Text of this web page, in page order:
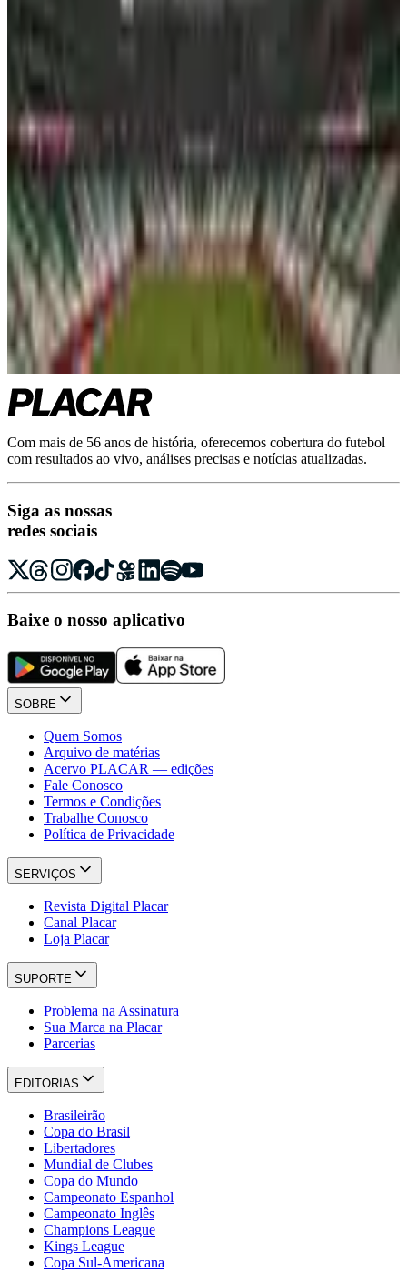
próxima temporada
Fifa abre venda de ingressos para a Copa de 2022 no Catar
2022
Robinho pode ser preso? O que acontece após condenação
em última instância
Arquivo: caso Robinho foi tratado em capa com ‘mea culpa’
de PLACAR
Do arquivo para o presente
Últimas notícias
Onde assistir hoje
Brasileirão
Com mais de 56 anos de história, oferecemos cobertura do futebol
com resultados ao vivo, análises precisas e notícias atualizadas.
Siga as nossas
redes sociais
Baixe o nosso aplicativo
SOBRE
Quem Somos
Arquivo de matérias
Acervo PLACAR — edições
Fale Conosco
Termos e Condições
Trabalhe Conosco
Política de Privacidade
SERVIÇOS
Revista Digital Placar
Canal Placar
Loja Placar
SUPORTE
Problema na Assinatura
Sua Marca na Placar
Parcerias
EDITORIAS
Brasileirão
Copa do Brasil
Libertadores
Mundial de Clubes
Copa do Mundo
Campeonato Espanhol
Campeonato Inglês
Champions League
Kings League
Copa Sul-Americana